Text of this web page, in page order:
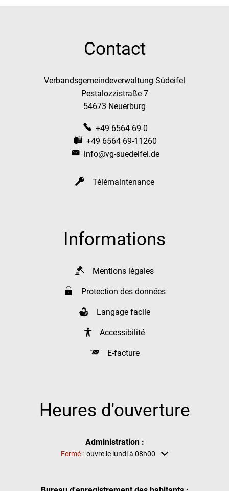
Contact
Verbandsgemeindeverwaltung Südeifel
Pestalozzistraße 7
54673 Neuerburg
+49 6564 69-0
+49 6564 69-11260
info@vg-suedeifel.de
Télémaintenance
Informations
Mentions légales
Protection des données
Langage facile
Accessibilité
E-facture
Heures d'ouverture
Administration :
Cliquez pour masquer d'autres heures d'ouverture ou de
Fermé : ouvre le lundi à 08h00